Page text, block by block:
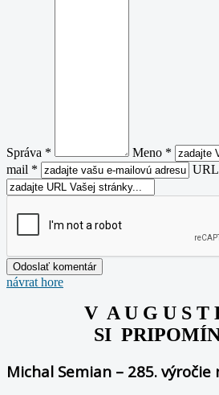
Správa * Meno *
mail *
URL
návrat hore
V A U G U S T
SI
Michal Semian – 285.